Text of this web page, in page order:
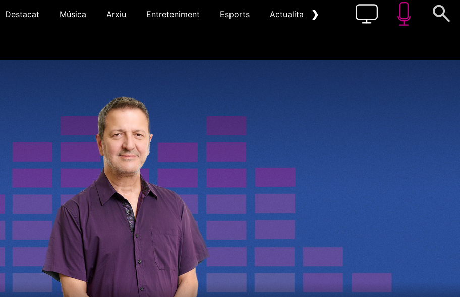
Destacat Música Arxiu Entreteniment Esports Actualitat Pòdcast
❯